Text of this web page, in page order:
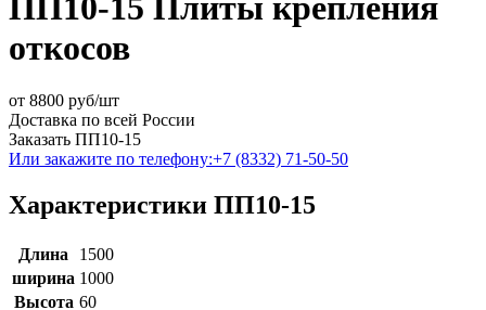
откосов
от 8800 руб/шт
Доставка по всей России
Заказать ПП10-15
Или закажите по телефону:+7 (8332) 71-50-50
Характеристики ПП10-15
Длина
1500
ширина 1000
Высота 60